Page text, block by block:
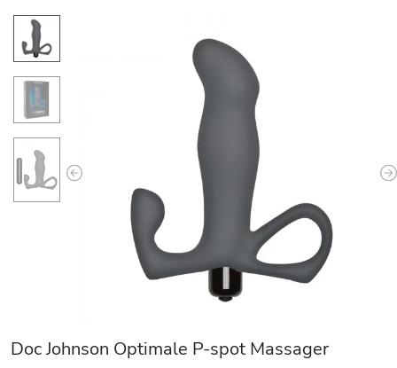
Previous
Doc Johnson Optimale P-spot Massager